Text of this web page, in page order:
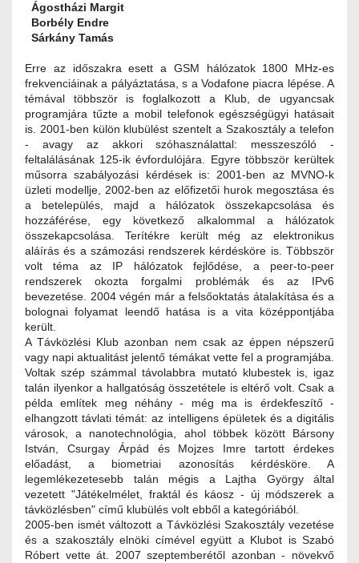
Ágostházi Margit
Borbély Endre
Sárkány Tamás
Erre az időszakra esett a GSM hálózatok 1800 MHz-es
frekvenciáinak a pályáztatása, s a Vodafone piacra lépése. A
témával többször is foglalkozott a Klub, de ugyancsak
programjára tűzte a mobil telefonok egészségügyi hatásait
is. 2001-ben külön klubülést szentelt a Szakosztály a telefon
- avagy az akkori szóhasználattal: messzeszóló -
feltalálásának 125-ik évfordulójára. Egyre többször kerültek
műsorra szabályozási kérdések is: 2001-ben az MVNO-k
üzleti modellje, 2002-ben az előfizetői hurok megosztása és
a betelepülés, majd a hálózatok összekapcsolása és
hozzáférése, egy következő alkalommal a hálózatok
összekapcsolása. Terítékre került még az elektronikus
aláírás és a számozási rendszerek kérdésköre is. Többször
volt téma az IP hálózatok fejlődése, a peer-to-peer
rendszerek okozta forgalmi problémák és az IPv6
bevezetése. 2004 végén már a felsőoktatás átalakítása és a
bolognai folyamat leendő hatása is a vita középpontjába
került.
A Távközlési Klub azonban nem csak az éppen népszerű
vagy napi aktualitást jelentő témákat vette fel a programjába.
Voltak szép számmal távolabbra mutató klubestek is, igaz
talán ilyenkor a hallgatóság összetétele is eltérő volt. Csak a
példa említek meg néhány - még ma is érdekfeszítő -
elhangzott távlati témát: az intelligens épületek és a digitális
városok, a nanotechnológia, ahol többek között Bársony
István, Csurgay Árpád és Mojzes Imre tartott érdekes
előadást, a biometriai azonosítás kérdésköre. A
legemlékezetesebb talán mégis a Lajtha György által
vezetett "Játékelmélet, fraktál és káosz - új módszerek a
távközlésben" című klubülés volt ebből a kategóriából.
2005-ben ismét változott a Távközlési Szakosztály vezetése
és a szakosztály elnöki címével együtt a Klubot is Szabó
Róbert vette át. 2007 szeptemberétől azonban - növekvő